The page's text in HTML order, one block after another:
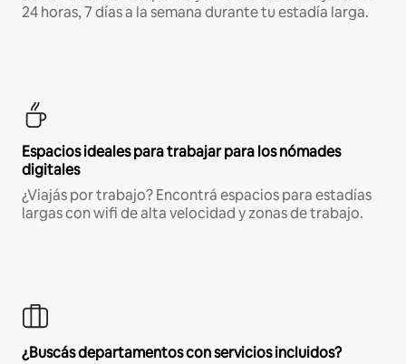
24 horas, 7 días a la semana durante tu estadía larga.
Espacios ideales para trabajar para los nómades
digitales
¿Viajás por trabajo? Encontrá espacios para estadías
largas con wifi de alta velocidad y zonas de trabajo.
¿Buscás departamentos con servicios incluidos?